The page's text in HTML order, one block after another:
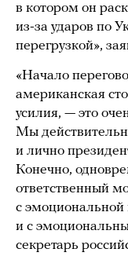
в котором он
из-за ударов по
перегрузкой»,
«Начало
американская
усилия, — это
Мы
и лично
Конечно,
ответственный
с эмоциональной
и с
секретарь